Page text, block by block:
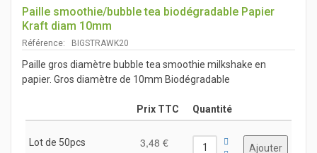
Paille smoothie/bubble tea biodégradable Papier
Kraft diam 10mm
Référence: BIGSTRAWK20
Paille gros diamètre bubble tea smoothie milkshake en
papier. Gros diamètre de 10mm Biodégradable
Prix TTC Quantité
Lot de 50pcs 3,48 €